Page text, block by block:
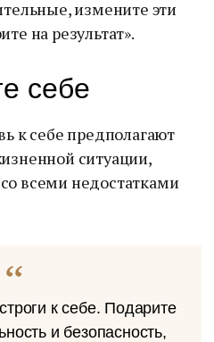
измените эти
на результат».
себе
к себе предполагают
ситуации,
всеми недостатками
к себе. Подарите
и безопасность,